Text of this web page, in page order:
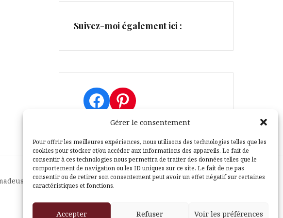
Gérer le consentement
Pour offrir les meilleures expériences, nous utilisons des technologies telles que les
cookies pour stocker et/ou accéder aux informations des appareils. Le fait de
consentir à ces technologies nous permettra de traiter des données telles que le
comportement de navigation ou les ID uniques sur ce site. Le fait de ne pas
consentir ou de retirer son consentement peut avoir un effet négatif sur certaines
caractéristiques et fonctions.
Accepter Refuser Voir les préférences
Suivez-moi également ici :
Facebook
Pinterest
par Themeisle